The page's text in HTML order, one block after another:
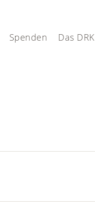
Spenden Das DRK